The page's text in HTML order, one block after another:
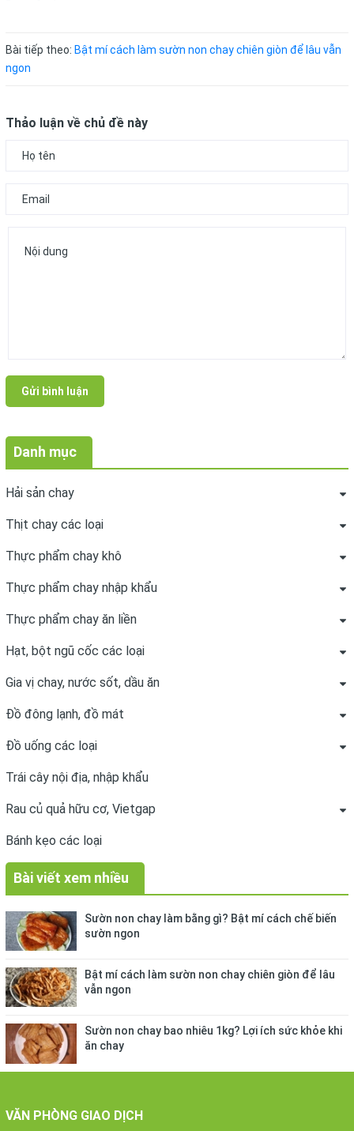
Danh mục
Hải sản chay
Thịt chay các loại
Thực phẩm chay khô
Thực phẩm chay nhập khẩu
Thực phẩm chay ăn liền
Hạt, bột ngũ cốc các loại
Gia vị chay, nước sốt, dầu ăn
Đồ đông lạnh, đồ mát
Đồ uống các loại
Trái cây nội địa, nhập khẩu
Rau củ quả hữu cơ, Vietgap
Bánh kẹo các loại
Bài viết xem nhiều
Sườn non chay làm bằng gì? Bật mí cách chế biến
sườn ngon
Bật mí cách làm sườn non chay chiên giòn để lâu
vẫn ngon
Sườn non chay bao nhiêu 1kg? Lợi ích sức khỏe khi
ăn chay
Bài tiếp theo: Bật mí cách làm sườn non chay chiên giòn để lâu vẫn
ngon
Thảo luận về chủ đề này
Gửi bình luận
VĂN PHÒNG GIAO DỊCH